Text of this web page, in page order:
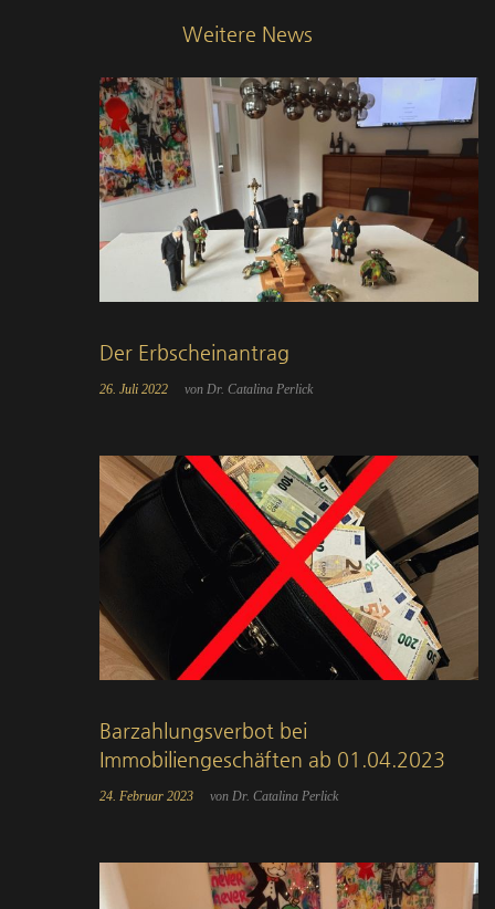
Weitere News
Der Erbscheinantrag
26. Juli 2022 von Dr. Catalina Perlick
Barzahlungsverbot bei
Immobiliengeschäften ab 01.04.2023
24. Februar 2023 von Dr. Catalina Perlick